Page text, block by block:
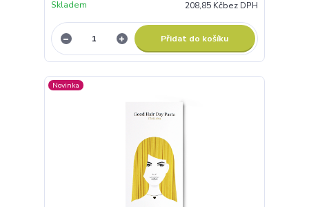
208,85 Kčbez DPH
Skladem
Přidat do košíku
Novinka